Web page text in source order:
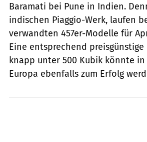
Baramati bei Pune in Indien.
indischen Piaggio-Werk, laufen
verwandten 457er-Modelle für
Eine entsprechend preisgünstige
knapp unter 500 Kubik könnte in
Europa ebenfalls zum Erfolg